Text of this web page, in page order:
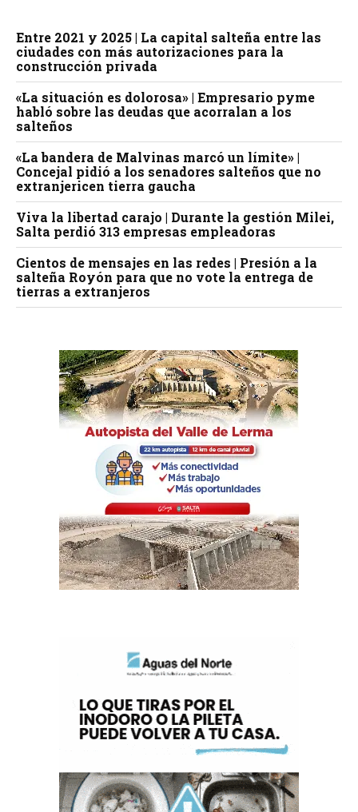
Entre 2021 y 2025 | La capital salteña entre las
ciudades con más autorizaciones para la
construcción privada
«La situación es dolorosa» | Empresario pyme
habló sobre las deudas que acorralan a los
salteños
«La bandera de Malvinas marcó un límite» |
Concejal pidió a los senadores salteños que no
extranjericen tierra gaucha
Viva la libertad carajo | Durante la gestión Milei,
Salta perdió 313 empresas empleadoras
Cientos de mensajes en las redes | Presión a la
salteña Royón para que no vote la entrega de
tierras a extranjeros